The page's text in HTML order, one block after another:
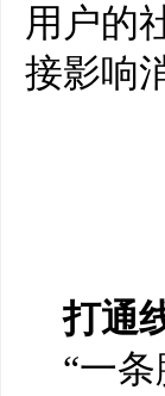
用户的
接影响
打通
“一